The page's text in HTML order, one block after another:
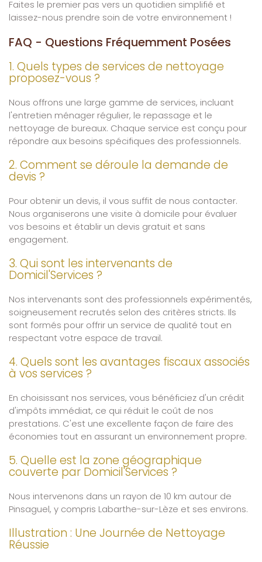
Faites le premier pas vers un quotidien simplifié et
laissez-nous prendre soin de votre environnement !
FAQ - Questions Fréquemment Posées
1. Quels types de services de nettoyage
proposez-vous ?
Nous offrons une large gamme de services, incluant
l'entretien ménager régulier, le repassage et le
nettoyage de bureaux. Chaque service est conçu pour
répondre aux besoins spécifiques des professionnels.
2. Comment se déroule la demande de
devis ?
Pour obtenir un devis, il vous suffit de nous contacter.
Nous organiserons une visite à domicile pour évaluer
vos besoins et établir un devis gratuit et sans
engagement.
3. Qui sont les intervenants de
Domicil'Services ?
Nos intervenants sont des professionnels expérimentés,
soigneusement recrutés selon des critères stricts. Ils
sont formés pour offrir un service de qualité tout en
respectant votre espace de travail.
4. Quels sont les avantages fiscaux associés
à vos services ?
En choisissant nos services, vous bénéficiez d'un crédit
d'impôts immédiat, ce qui réduit le coût de nos
prestations. C'est une excellente façon de faire des
économies tout en assurant un environnement propre.
5. Quelle est la zone géographique
couverte par Domicil'Services ?
Nous intervenons dans un rayon de 10 km autour de
Pinsaguel, y compris Labarthe-sur-Lèze et ses environs.
Illustration : Une Journée de Nettoyage
Réussie